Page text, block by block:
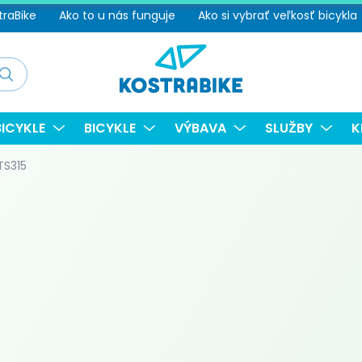
Ako to u nás funguje Ako si vybrať veľkosť bicykla
BICYKLE VÝBAVA SLUŽBY